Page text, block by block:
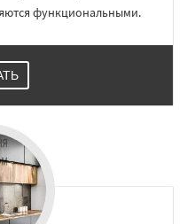
функциональными.